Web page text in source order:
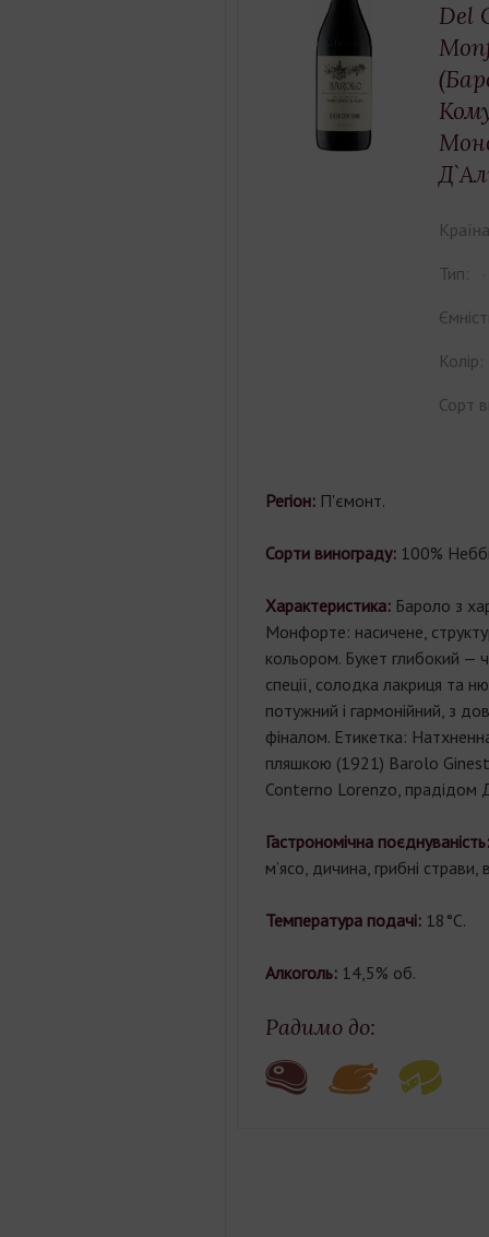
Del
Тип:
Колір:
Сорт
Регіон: П'ємонт.
Сорти винограду: 100%
Характеристика:Бароло з
Монфорте: насичене,
кольором. Букет глибокий —
спеції, солодка лакриця та
потужний і гармонійний, з
фіналом. Етикетка:
пляшкою (1921) Barolo
Conterno Lorenzo, прадідом
Гастрономічна
м’ясо, дичина, грибні страви,
Температура подачі:18°C.
Алкоголь: 14,5% об.
Радимо до: